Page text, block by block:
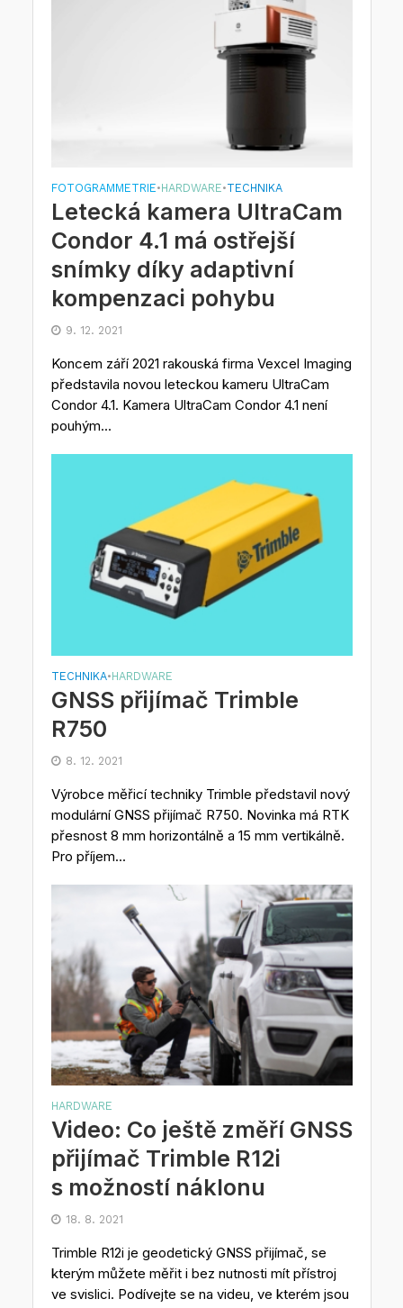
FOTOGRAMMETRIE•HARDWARE•TECHNIKA
Letecká kamera UltraCam
Condor 4.1 má ostřejší
snímky díky adaptivní
kompenzaci pohybu
9. 12. 2021
Koncem září 2021 rakouská firma Vexcel Imaging
představila novou leteckou kameru UltraCam
Condor 4.1. Kamera UltraCam Condor 4.1 není
pouhým...
TECHNIKA•HARDWARE
GNSS přijímač Trimble
R750
8. 12. 2021
Výrobce měřicí techniky Trimble představil nový
modulární GNSS přijímač R750. Novinka má RTK
přesnost 8 mm horizontálně a 15 mm vertikálně.
Pro příjem...
HARDWARE
Video: Co ještě změří GNSS
přijímač Trimble R12i
s možností náklonu
18. 8. 2021
Trimble R12i je geodetický GNSS přijímač, se
kterým můžete měřit i bez nutnosti mít přístroj
ve svislici. Podívejte se na videu, ve kterém jsou